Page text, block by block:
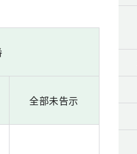
全部未告示